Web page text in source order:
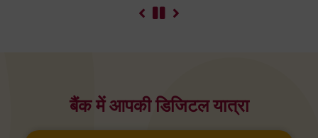
बैंक में आपकी डिजिटल यात्रा